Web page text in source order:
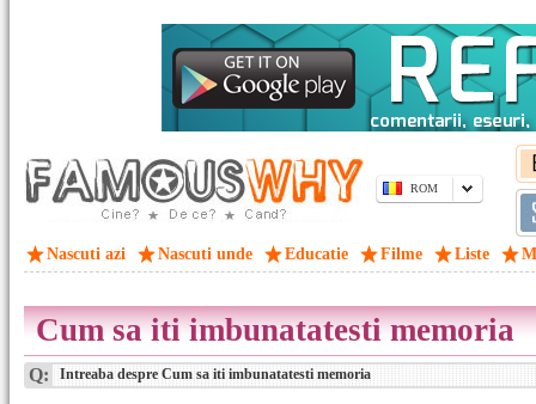
ROM
Nascuti azi Nascuti unde Educatie Filme Liste
Cum sa iti imbunatatesti memoria
Q: Intreaba despre Cum sa iti imbunatatesti memoria